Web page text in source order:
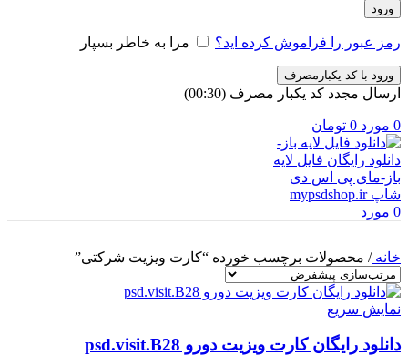
ورود
رمز عبور را فراموش کرده اید؟ مرا به خاطر بسپار
ورود با کد یکبارمصرف
ارسال مجدد کد یکبار مصرف (00:
30
)
0 مورد 0 تومان
0 مورد
خانه/ محصولات برچسب خورده “کارت ویزیت شرکتی”
نمایش سریع
دانلود رایگان کارت ویزیت دورو psd.visit.B28